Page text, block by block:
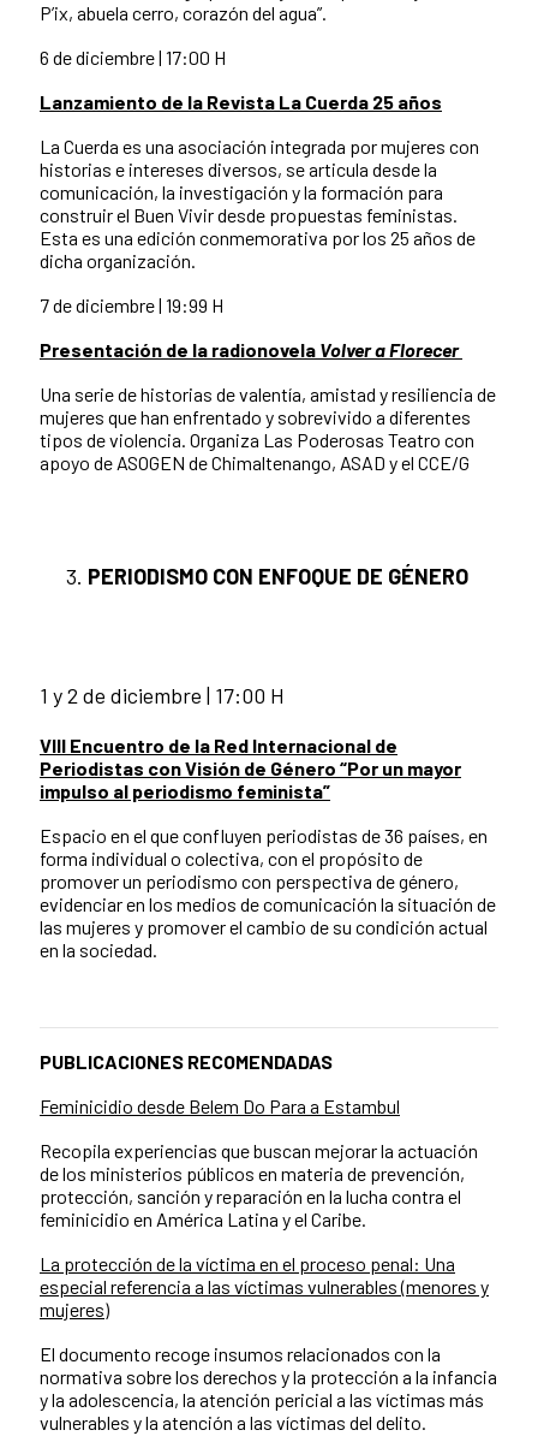
P’ix, abuela cerro, corazón del agua”.
6 de diciembre | 17:00 H
Lanzamiento de la Revista La Cuerda 25 años
La Cuerda es una asociación integrada por mujeres con
historias e intereses diversos, se articula desde la
comunicación, la investigación y la formación para
construir el Buen Vivir desde propuestas feministas.
Esta es una edición conmemorativa por los 25 años de
dicha organización.
7 de diciembre | 19:99 H
Presentación de la radionovela Volver a Florecer
Una serie de historias de valentía, amistad y resiliencia de
mujeres que han enfrentado y sobrevivido a diferentes
tipos de violencia. Organiza Las Poderosas Teatro con
apoyo de ASOGEN de Chimaltenango, ASAD y el CCE/G
PERIODISMO CON ENFOQUE DE GÉNERO
1 y 2 de diciembre | 17:00 H
VIII Encuentro de la Red Internacional de
Periodistas con Visión de Género “Por un mayor
impulso al periodismo feminista”
Espacio en el que confluyen periodistas de 36 países, en
forma individual o colectiva, con el propósito de
promover un periodismo con perspectiva de género,
evidenciar en los medios de comunicación la situación de
las mujeres y promover el cambio de su condición actual
en la sociedad.
PUBLICACIONES RECOMENDADAS
Feminicidio desde Belem Do Para a Estambul
Recopila experiencias que buscan mejorar la actuación
de los ministerios públicos en materia de prevención,
protección, sanción y reparación en la lucha contra el
feminicidio en América Latina y el Caribe.
La protección de la víctima en el proceso penal: Una
especial referencia a las víctimas vulnerables (menores y
mujeres)
El documento recoge insumos relacionados con la
normativa sobre los derechos y la protección a la infancia
y la adolescencia, la atención pericial a las víctimas más
vulnerables y la atención a las víctimas del delito.